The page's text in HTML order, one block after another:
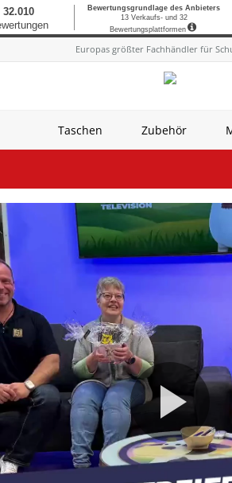
Europas größter Fachhändler für
Taschen Zubehör